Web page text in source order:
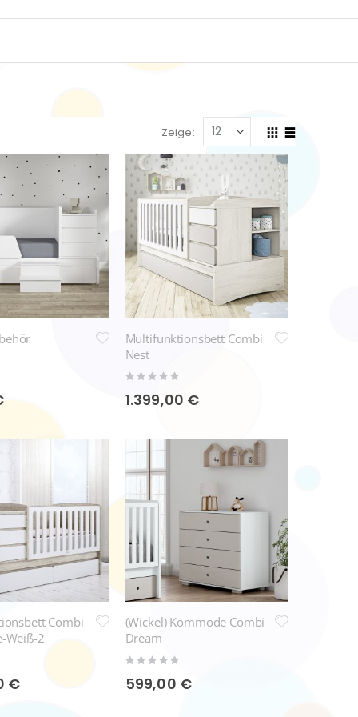
Zeige
Anzeigen
als
Multifunktionsbett Combi
Nest
Rating:
1.399,00 €
Combi
Weiß-2
€
(Wickel) Kommode Combi
Dream
Rating:
599,00 €